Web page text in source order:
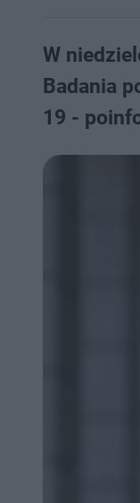
W
Badania
19 -